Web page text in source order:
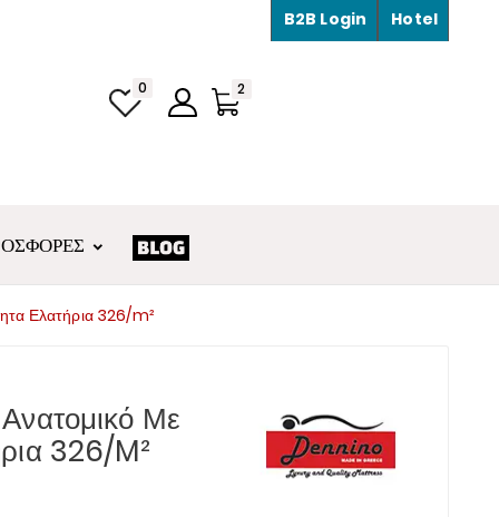
Hotel
B2B Login
0 2
Ελατήρια 326/m²
Με
326/m²